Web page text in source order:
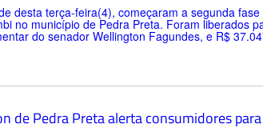
desta terça-feira(4), começaram a segunda
no município de Pedra Preta. Foram liberados
do senador Wellington Fagundes, e R$
de Pedra Preta alerta consumidores